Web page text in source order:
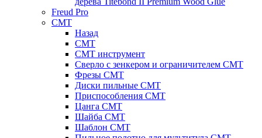
Freud Pro
CMT
Назад
CMT
CMT инструмент
Сверло с зенкером и ограничителем CMT
Фрезы CMT
Диски пильные CMT
Приспособления СМТ
Цанга CMT
Шайба CMT
Шаблон CMT